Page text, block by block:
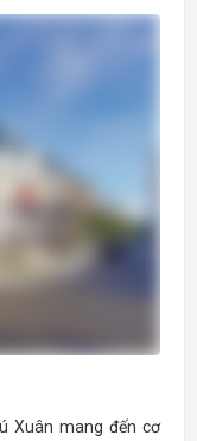
Xuân mang đến cơ